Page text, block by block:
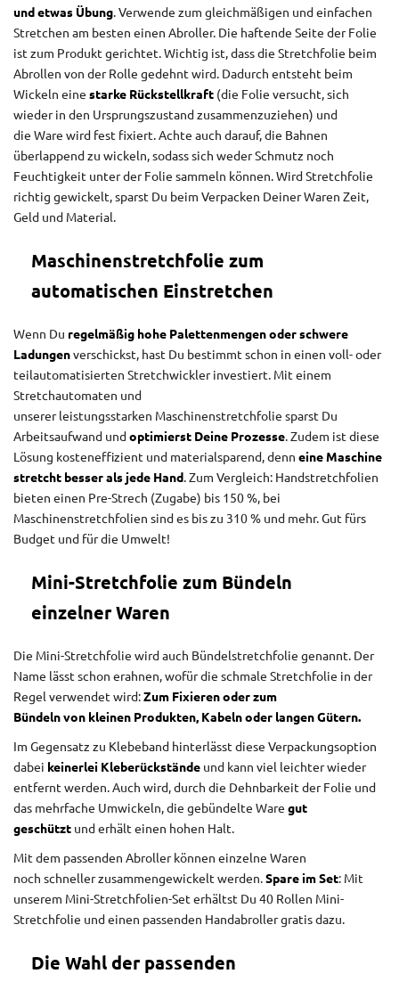
und etwas Übung. Verwende zum gleichmäßigen und einfachen
Stretchen am besten einen Abroller. Die haftende Seite der Folie
ist zum Produkt gerichtet. Wichtig ist, dass die Stretchfolie beim
Abrollen von der Rolle gedehnt wird. Dadurch entsteht beim
Wickeln eine starke Rückstellkraft (die Folie versucht, sich
wieder in den Ursprungszustand zusammenzuziehen) und
die Ware wird fest fixiert. Achte auch darauf, die Bahnen
überlappend zu wickeln, sodass sich weder Schmutz noch
Feuchtigkeit unter der Folie sammeln können. Wird Stretchfolie
richtig gewickelt, sparst Du beim Verpacken Deiner Waren Zeit,
Geld und Material.
Maschinenstretchfolie zum
automatischen Einstretchen
Wenn Du regelmäßig hohe Palettenmengen oder schwere
Ladungenverschickst, hast Du bestimmt schon in einen voll- oder
teilautomatisierten Stretchwickler investiert. Mit einem
Stretchautomaten und
unserer leistungsstarken Maschinenstretchfolie sparst Du
Arbeitsaufwand und optimierst Deine Prozesse. Zudem ist diese
Lösung kosteneffizient und materialsparend, denn eine Maschine
stretcht besser als jede Hand. Zum Vergleich: Handstretchfolien
bieten einen Pre-Strech (Zugabe) bis 150 %, bei
Maschinenstretchfolien sind es bis zu 310 % und mehr. Gut fürs
Budget und für die Umwelt!
Mini-Stretchfolie zum Bündeln
einzelner Waren
Die Mini-Stretchfolie wird auch Bündelstretchfolie genannt. Der
Name lässt schon erahnen, wofür die schmale Stretchfolie in der
Regel verwendet wird:Zum Fixieren oder zum
Bündeln von kleinen Produkten, Kabeln oder langen Gütern.
Im Gegensatz zu Klebeband hinterlässt diese Verpackungsoption
dabei keinerlei Kleberückstände und kann viel leichter wieder
entfernt werden. Auch wird, durch die Dehnbarkeit der Folie und
das mehrfache Umwickeln, die gebündelte Ware gut
geschützt und erhält einen hohen Halt.
Mit dem passenden Abroller können einzelne Waren
noch schneller zusammengewickelt werden.Spare im Set: Mit
unserem Mini-Stretchfolien-Set erhältst Du 40 Rollen Mini-
Stretchfolie und einen passenden Handabroller gratis dazu.
Die Wahl der passenden